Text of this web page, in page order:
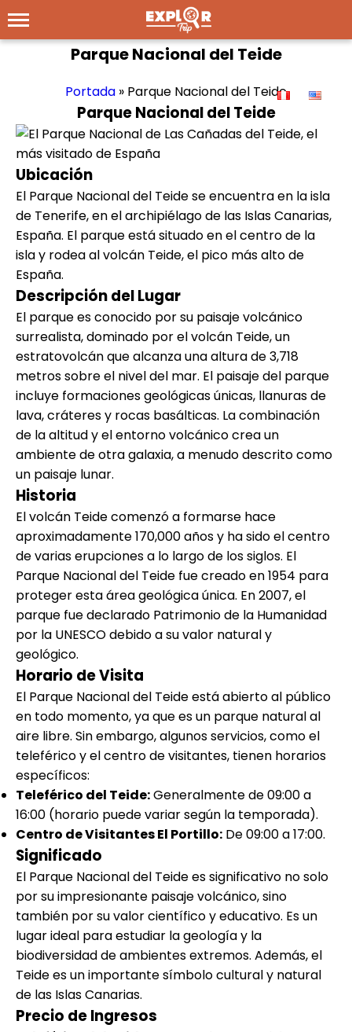
Parque Nacional del Teide
Portada » Parque Nacional del Teide
Parque Nacional del Teide
Ubicación
El Parque Nacional del Teide se encuentra en la isla
de Tenerife, en el archipiélago de las Islas Canarias,
España. El parque está situado en el centro de la
isla y rodea al volcán Teide, el pico más alto de
España.
Descripción del Lugar
El parque es conocido por su paisaje volcánico
surrealista, dominado por el volcán Teide, un
estratovolcán que alcanza una altura de 3,718
metros sobre el nivel del mar. El paisaje del parque
incluye formaciones geológicas únicas, llanuras de
lava, cráteres y rocas basálticas. La combinación
de la altitud y el entorno volcánico crea un
ambiente de otra galaxia, a menudo descrito como
un paisaje lunar.
Historia
El volcán Teide comenzó a formarse hace
aproximadamente 170,000 años y ha sido el centro
de varias erupciones a lo largo de los siglos. El
Parque Nacional del Teide fue creado en 1954 para
proteger esta área geológica única. En 2007, el
parque fue declarado Patrimonio de la Humanidad
por la UNESCO debido a su valor natural y
geológico.
Horario de Visita
El Parque Nacional del Teide está abierto al público
en todo momento, ya que es un parque natural al
aire libre. Sin embargo, algunos servicios, como el
teleférico y el centro de visitantes, tienen horarios
específicos:
Teleférico del Teide:Generalmente de 09:00 a
16:00 (horario puede variar según la temporada).
Centro de Visitantes El Portillo: De 09:00 a 17:00.
Significado
El Parque Nacional del Teide es significativo no solo
por su impresionante paisaje volcánico, sino
también por su valor científico y educativo. Es un
lugar ideal para estudiar la geología y la
biodiversidad de ambientes extremos. Además, el
Teide es un importante símbolo cultural y natural
de las Islas Canarias.
Precio de Ingresos